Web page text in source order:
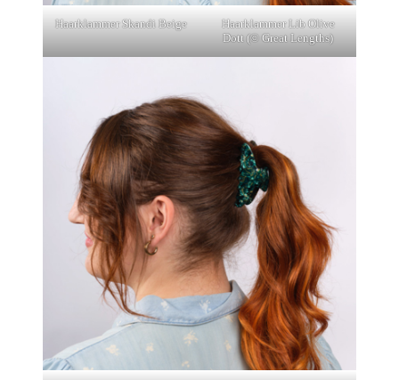
Haarklammer Skandi Beige
Haarklammer Lib Olive
Dott (© Great Lengths)